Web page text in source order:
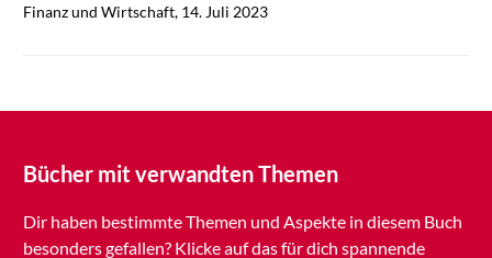
Finanz und Wirtschaft, 14. Juli 2023
Bücher mit verwandten Themen
Dir haben bestimmte Themen und Aspekte in diesem Buch
besonders gefallen? Klicke auf das für dich spannende